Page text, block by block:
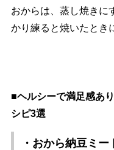
おからは、蒸し焼きに
かり練ると焼いたとき
■ヘルシーで満足感あ
シピ3選
・おから納豆ミ